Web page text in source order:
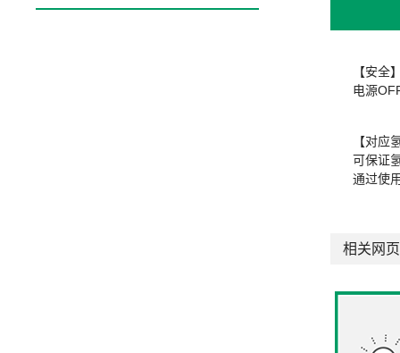
【安全
电源
【对应
可保证
通过使
相关网页